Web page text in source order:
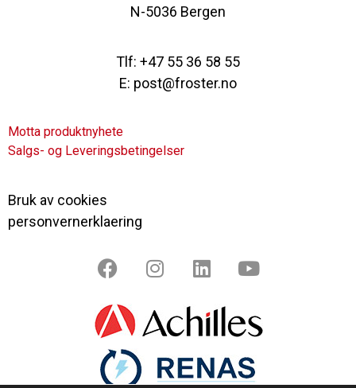
N-5036 Bergen
Tlf: +47 55 36 58 55
E: post@froster.no
Motta produktnyhete
Salgs- og Leveringsbetingelser
Bruk av cookies
personvernerklaering